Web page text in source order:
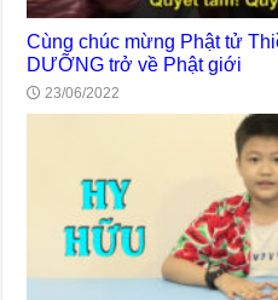
Cùng chúc mừng Phật tử
DƯỠNG trở về Phật giới
23/06/2022